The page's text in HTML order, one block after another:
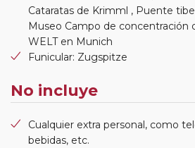
Cataratas de Krimml , Puente
Museo Campo de concentración
WELT en Munich
Funicular: Zugspitze
No incluye
Cualquier extra personal, como
bebidas, etc.